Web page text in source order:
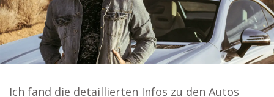
Ich fand die detaillierten Infos zu den Autos